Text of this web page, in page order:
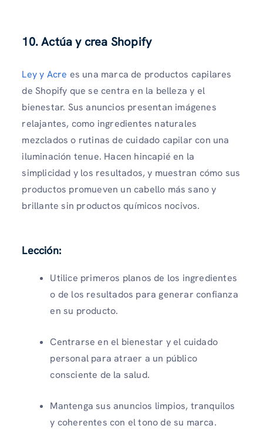
10. Actúa y crea Shopify
Ley y Acre es una marca de productos capilares
de Shopify que se centra en la belleza y el
bienestar. Sus anuncios presentan imágenes
relajantes, como ingredientes naturales
mezclados o rutinas de cuidado capilar con una
iluminación tenue. Hacen hincapié en la
simplicidad y los resultados, y muestran cómo sus
productos promueven un cabello más sano y
brillante sin productos químicos nocivos.
Lección:
Utilice primeros planos de los ingredientes
o de los resultados para generar confianza
en su producto.
Centrarse en el bienestar y el cuidado
personal para atraer a un público
consciente de la salud.
Mantenga sus anuncios limpios, tranquilos
y coherentes con el tono de su marca.